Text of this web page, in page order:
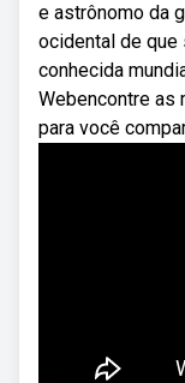
e astrônomo da
ocidental de que
conhecida
Webencontre
para você